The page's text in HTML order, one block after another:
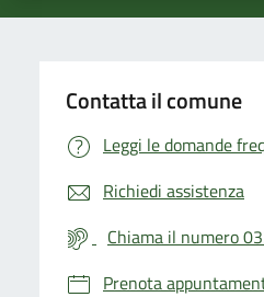
Contatta il comune
Leggi le domande
Richiedi assistenza
Chiama il numero
Prenota